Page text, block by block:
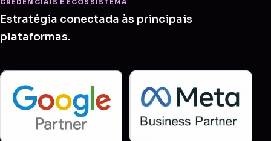
CREDENCIAIS E ECOSSISTEMA
Estratégia conectada às principais
plataformas.